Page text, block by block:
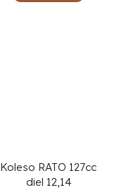
Koleso RATO 127cc
diel 12,14